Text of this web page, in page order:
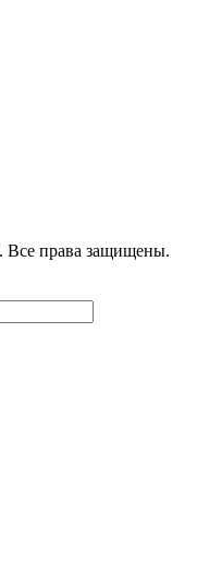
права защищены.